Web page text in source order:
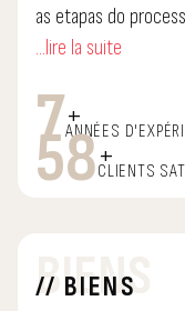
as etapas do
até a assinatura de
do mercado,
Aliado ao facto de
referência no
...lire la suite
7+
ANNÉES
58+
CLIENTS
// BIENS
BIENS